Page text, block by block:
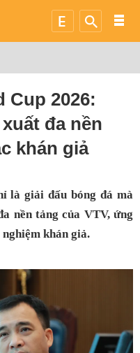
Cup 2026:
đa nền
khán giả
là giải đấu bóng đá mà
nền tảng của VTV, ứng
khán giả.